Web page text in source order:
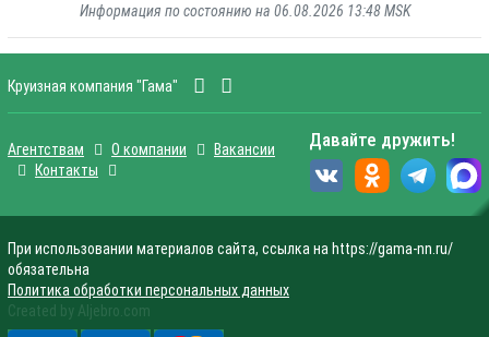
Информация по состоянию на 06.08.2026 13:48 MSK
Круизная компания "Гама"
Агентствам О компании
Вакансии
Контакты
Давайте дружить!
При использовании материалов сайта, ссылка на https://gama-nn.ru/
обязательна
Политика обработки персональных данных
Created by Aljebro.com